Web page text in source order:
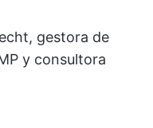
gestora de
y consultora